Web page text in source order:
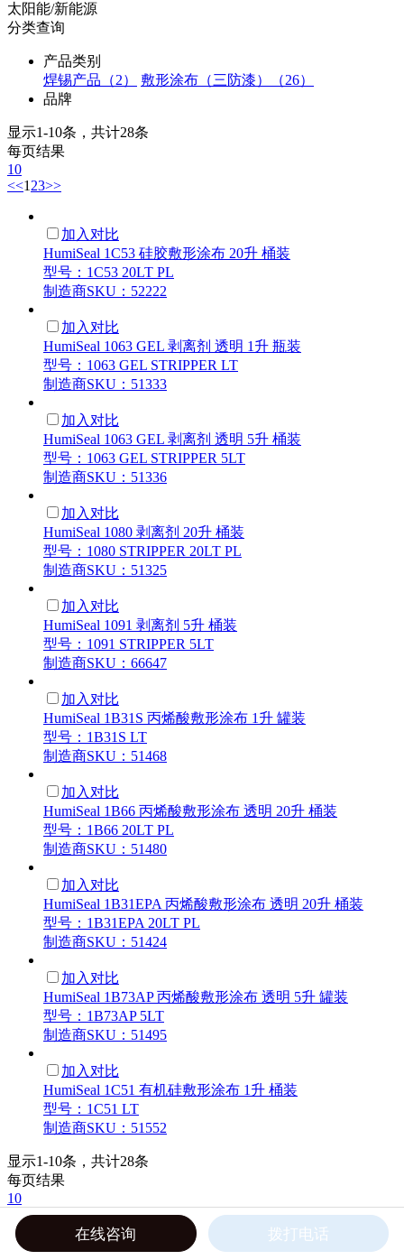
太阳能/新能源
分类查询
产品类别
焊锡产品（2）
敷形涂布（三防漆）（26）
品牌
显示1-10条，共计28条
每页结果
10
<<1 23>>
加入对比
HumiSeal 1C53 硅胶敷形涂布 20升 桶装
型号：1C53 20LT PL
制造商SKU：52222
加入对比
HumiSeal 1063 GEL 剥离剂 透明 1升 瓶装
型号：1063 GEL STRIPPER LT
制造商SKU：51333
加入对比
HumiSeal 1063 GEL 剥离剂 透明 5升 桶装
型号：1063 GEL STRIPPER 5LT
制造商SKU：51336
加入对比
HumiSeal 1080 剥离剂 20升 桶装
型号：1080 STRIPPER 20LT PL
制造商SKU：51325
加入对比
HumiSeal 1091 剥离剂 5升 桶装
型号：1091 STRIPPER 5LT
制造商SKU：66647
加入对比
HumiSeal 1B31S 丙烯酸敷形涂布 1升 罐装
型号：1B31S LT
制造商SKU：51468
加入对比
HumiSeal 1B66 丙烯酸敷形涂布 透明 20升 桶装
型号：1B66 20LT PL
制造商SKU：51480
加入对比
HumiSeal 1B31EPA 丙烯酸敷形涂布 透明 20升 桶装
型号：1B31EPA 20LT PL
制造商SKU：51424
加入对比
HumiSeal 1B73AP 丙烯酸敷形涂布 透明 5升 罐装
型号：1B73AP 5LT
制造商SKU：51495
加入对比
HumiSeal 1C51 有机硅敷形涂布 1升 桶装
型号：1C51 LT
制造商SKU：51552
显示1-10条，共计28条
每页结果
10
<<123>>
客户服务 在线询价 公司新闻 行业动态
FQAs
在线咨询 拨打电话